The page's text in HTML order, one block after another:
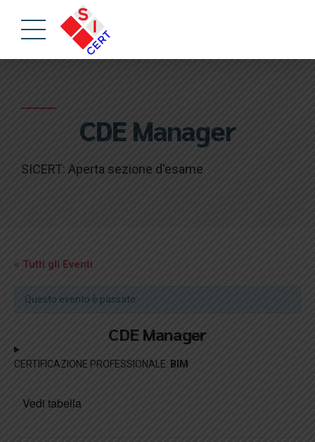
CDE Manager
SICERT: Aperta sezione d'esame
« Tutti gli Eventi
Questo evento è passato.
CDE Manager
CERTIFICAZIONE PROFESSIONALE: BIM
Vedi tabella